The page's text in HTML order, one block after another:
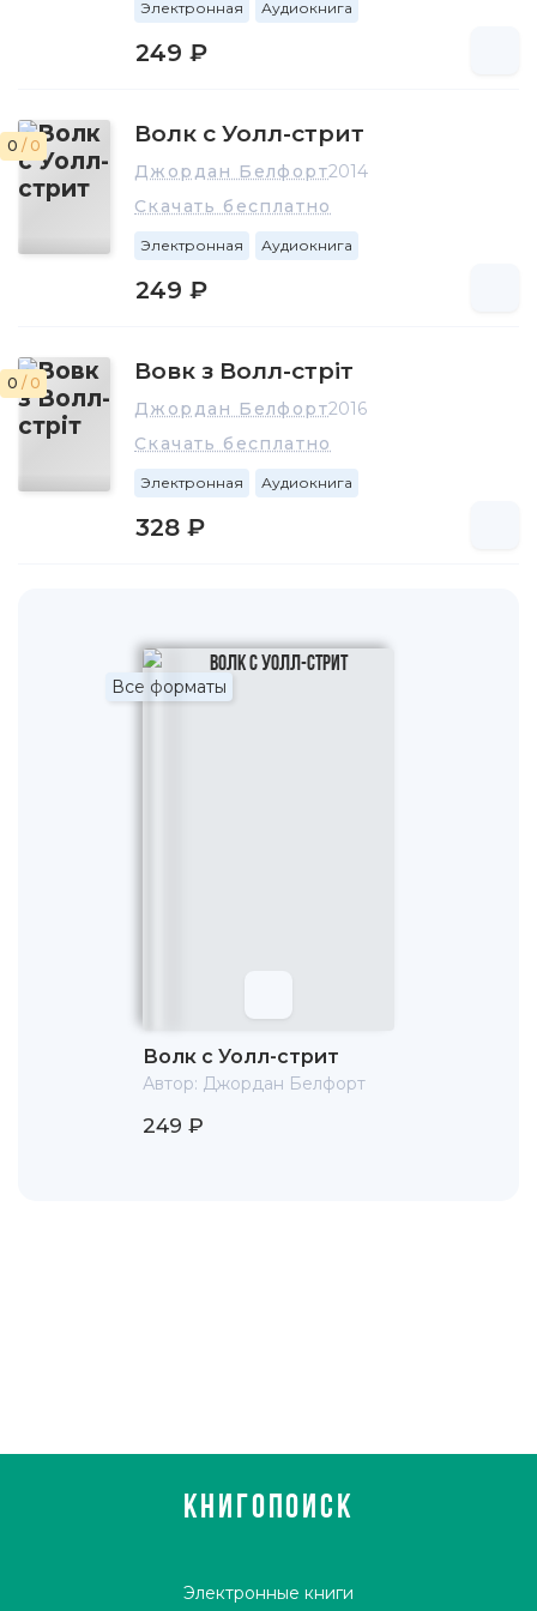
Электронная Аудиокнига
249 ₽
0 / 0 Волк с Уолл-стрит
Джордан Белфорт2014
Скачать бесплатно
Электронная Аудиокнига
249 ₽
0 / 0 Вовк з Волл-стріт
Джордан Белфорт2016
Скачать бесплатно
Электронная Аудиокнига
328 ₽
Все форматы
Волк с Уолл-стрит
Автор: Джордан Белфорт
249 ₽
КНИГОПОИСК
Электронные книги